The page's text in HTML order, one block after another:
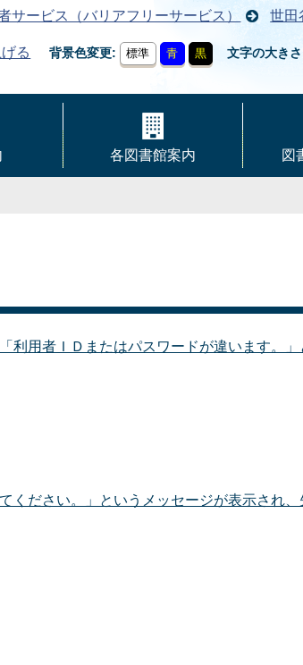
サービス（バリアフリーサービス） 世田
る 背景色変更 標準 青 黒 文字の大きさ
各図書館案内 図
利用者ＩＤまたはパスワードが違います。」
ください。」というメッセージが表示され、